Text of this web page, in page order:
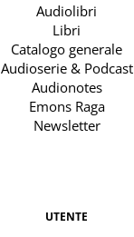
Audiolibri
Libri
Catalogo generale
Audioserie & Podcast
Audionotes
Emons Raga
Newsletter
UTENTE